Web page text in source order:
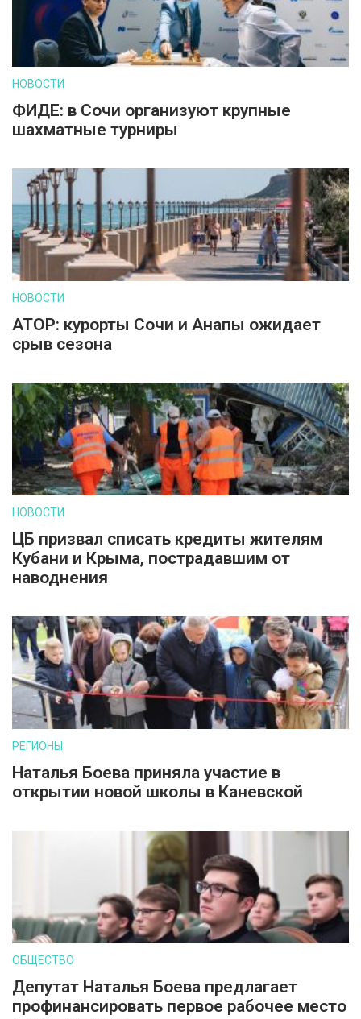
НОВОСТИ
ФИДЕ: в Сочи организуют крупные
шахматные турниры
НОВОСТИ
АТОР: курорты Сочи и Анапы ожидает
срыв сезона
НОВОСТИ
ЦБ призвал списать кредиты жителям
Кубани и Крыма, пострадавшим от
наводнения
РЕГИОНЫ
Наталья Боева приняла участие в
открытии новой школы в Каневской
ОБЩЕСТВО
Депутат Наталья Боева предлагает
профинансировать первое рабочее место